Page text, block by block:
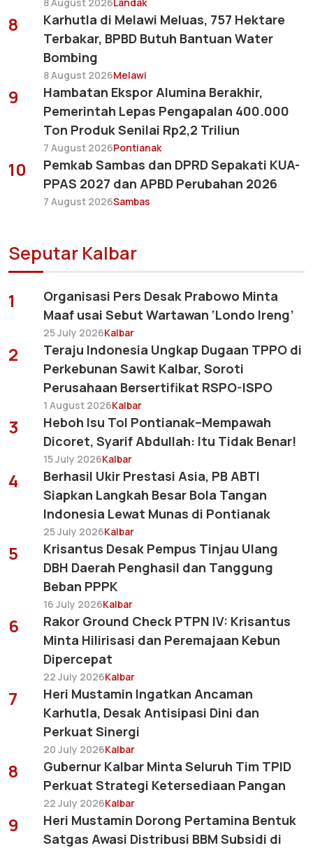
8
Karhutla di Melawi Meluas, 757 Hektare
Terbakar, BPBD Butuh Bantuan Water
Bombing
8 August 2026Melawi
9
Hambatan Ekspor Alumina Berakhir,
Pemerintah Lepas Pengapalan 400.000
Ton Produk Senilai Rp2,2 Triliun
7 August 2026Pontianak
10
Pemkab Sambas dan DPRD Sepakati KUA-
PPAS 2027 dan APBD Perubahan 2026
7 August 2026Sambas
Seputar Kalbar
1
Organisasi Pers Desak Prabowo Minta
Maaf usai Sebut Wartawan ‘Londo Ireng’
25 July 2026Kalbar
2
Teraju Indonesia Ungkap Dugaan TPPO di
Perkebunan Sawit Kalbar, Soroti
Perusahaan Bersertifikat RSPO-ISPO
1 August 2026Kalbar
3
Heboh Isu Tol Pontianak–Mempawah
Dicoret, Syarif Abdullah: Itu Tidak Benar!
15 July 2026Kalbar
4
Berhasil Ukir Prestasi Asia, PB ABTI
Siapkan Langkah Besar Bola Tangan
Indonesia Lewat Munas di Pontianak
25 July 2026Kalbar
5
Krisantus Desak Pempus Tinjau Ulang
DBH Daerah Penghasil dan Tanggung
Beban PPPK
16 July 2026Kalbar
6
Rakor Ground Check PTPN IV: Krisantus
Minta Hilirisasi dan Peremajaan Kebun
Dipercepat
22 July 2026Kalbar
7
Heri Mustamin Ingatkan Ancaman
Karhutla, Desak Antisipasi Dini dan
Perkuat Sinergi
20 July 2026Kalbar
8
Gubernur Kalbar Minta Seluruh Tim TPID
Perkuat Strategi Ketersediaan Pangan
22 July 2026Kalbar
9
Heri Mustamin Dorong Pertamina Bentuk
Satgas Awasi Distribusi BBM Subsidi di